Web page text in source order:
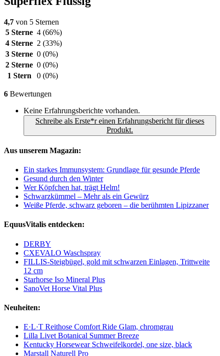
4,7 von 5 Sternen
5 Sterne 4 (66%)
4 Sterne 2 (33%)
3 Sterne 0 (0%)
2 Sterne 0 (0%)
1 Stern
0 (0%)
6 Bewertungen
Keine Erfahrungsberichte vorhanden.
Schreibe als Erste*r einen Erfahrungsbericht für dieses
Produkt.
Aus unserem Magazin:
Ein starkes Immunsystem: Grundlage für gesunde Pferde
Gesund durch den Winter
Wer Köpfchen hat, trägt Helm!
Schwarzkümmel – Mehr als ein Gewürz
Weiße Pferde, schwarz geboren – die berühmten Lipizzaner
EquusVitalis entdecken:
DERBY
CXEVALO Waschspray
FILLIS-Steigbügel, gold mit schwarzen Einlagen, Trittweite
12 cm
Starhorse Iso Mineral Plus
SanoVet Horse Vital Plus
Neuheiten:
E·L·T Reithose Comfort Ride Glam, chromgrau
Lilla Livet Botanical Summer Breeze
Kentucky Horsewear Schweifelkordel, one size, black
Marstall Naturell Pro